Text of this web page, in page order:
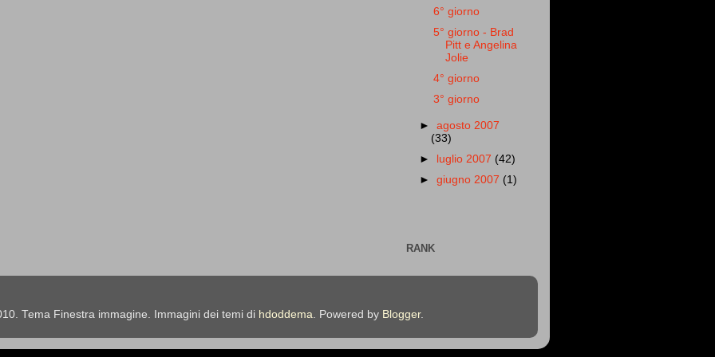
6° giorno
5° giorno - Brad
Pitt e Angelina
Jolie
4° giorno
3° giorno
►agosto 2007
(33)
►
luglio 2007 (42)
►giugno 2007 (1)
RANK
Tema Finestra immagine. Immagini dei temi di hdoddema . Powered by Blogger.